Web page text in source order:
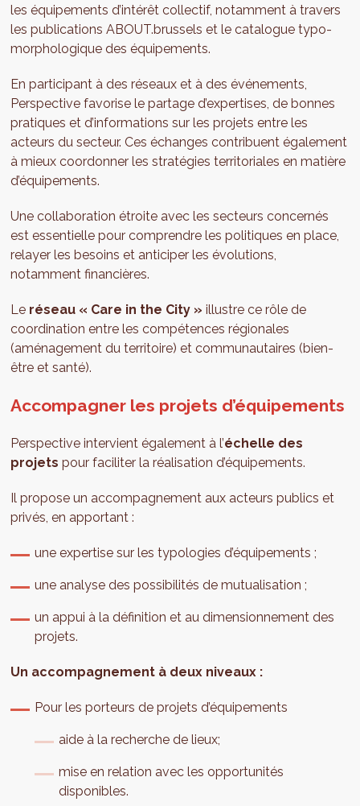
les équipements d’intérêt collectif, notamment à travers
les publications ABOUT.brussels et le catalogue typo-
morphologique des équipements.
En participant à des réseaux et à des événements,
Perspective favorise le partage d’expertises, de bonnes
pratiques et d’informations sur les projets entre les
acteurs du secteur. Ces échanges contribuent également
à mieux coordonner les stratégies territoriales en matière
d’équipements.
Une collaboration étroite avec les secteurs concernés
est essentielle pour comprendre les politiques en place,
relayer les besoins et anticiper les évolutions,
notamment financières.
Le réseau « Care in the City » illustre ce rôle de
coordination entre les compétences régionales
(aménagement du territoire) et communautaires (bien-
être et santé).
Accompagner les projets d’équipements
Perspective intervient également à l’échelle des
projets pour faciliter la réalisation d’équipements.
Il propose un accompagnement aux acteurs publics et
privés, en apportant :
une expertise sur les typologies d’équipements ;
une analyse des possibilités de mutualisation ;
un appui à la définition et au dimensionnement des
projets.
Un accompagnement à deux niveaux :
Pour les porteurs de projets d’équipements
aide à la recherche de lieux;
mise en relation avec les opportunités
disponibles.